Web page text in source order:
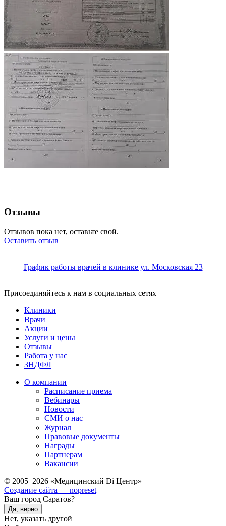
Отзывы
Отзывов пока нет, оставьте свой.
Оставить отзыв
График работы врачей в клинике ул. Московская 23
Присоединяйтесь к нам в социальных сетях
Клиники
Врачи
Акции
Услуги и цены
Отзывы
Работа у нас
3НДФЛ
О компании
Расписание приема
Вебинары
Новости
СМИ о нас
Журнал
Правовые документы
Награды
Партнерам
Вакансии
© 2005–2026 «Медицинский Di Центр»
Создание сайта — nopreset
Ваш город Саратов?
Да, верно
Нет, указать другой